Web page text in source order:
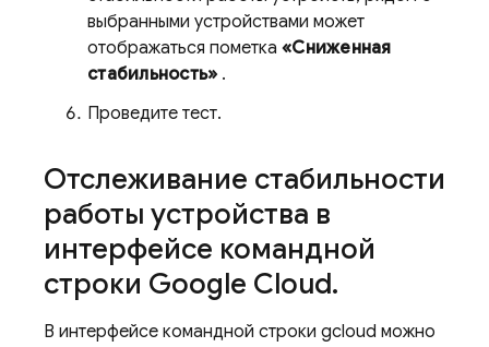
выбранными устройствами может
отображаться пометка «Сниженная
стабильность» .
Проведите тест.
Отслеживание стабильности
работы устройства в
интерфейсе командной
строки Google Cloud.
В интерфейсе командной строки gcloud можно